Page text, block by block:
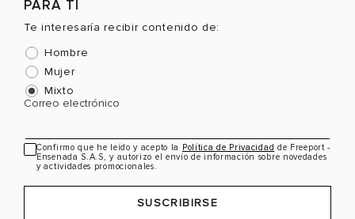
PARA TI
Te interesaría recibir contenido de:
Hombre
Mujer
Mixto
Correo electrónico
Confirmo que he leído y acepto la Política de Privacidad de Freeport -
Ensenada S.A.S, y autorizo el envío de información sobre novedades
y actividades promocionales.
SUSCRIBIRSE